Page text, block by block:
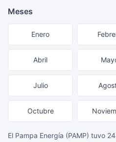
Meses
Enero
Abril
Julio
Octubre
El Pampa Energía (PAMP) tuvo